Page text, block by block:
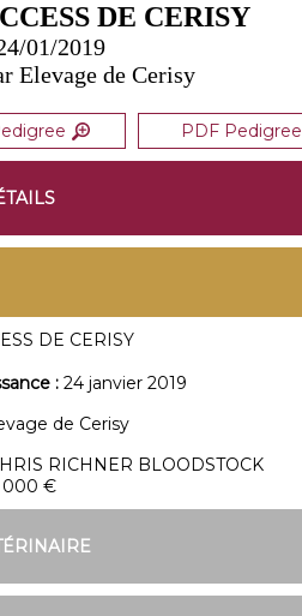
DE CERISY
01/2019
Elevage de Cerisy
PDF Pedigree
DE CERISY
: 24 janvier 2019
de Cerisy
RICHNER BLOODSTOCK
000 €